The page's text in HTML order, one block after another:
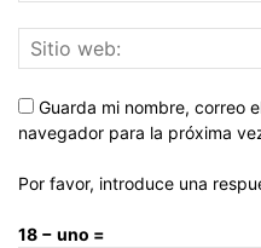
Guarda mi nombre, correo
navegador para la próxima
Por favor, introduce una
18 − uno =